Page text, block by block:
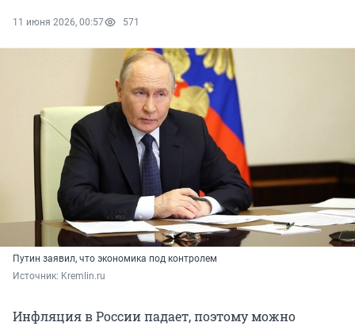
11 июня 2026, 00:57 571
Путин заявил, что экономика под контролем
Источник: Kremlin.ru
Инфляция в России падает, поэтому можно